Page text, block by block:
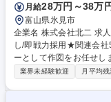
月給28万円～38万
富山県氷見市
企業名 株式会社北二 求人名 【氷見市/CADオペレーター（主任）】転勤無
し/即戦力採用★関連会社5社保有 仕事の内容 ■建築鉄
ーとして作図をお任せし
鉄骨が主な案件です。
面から、２Ｄ・３ＤＣ
業界未経験歓迎 月平均